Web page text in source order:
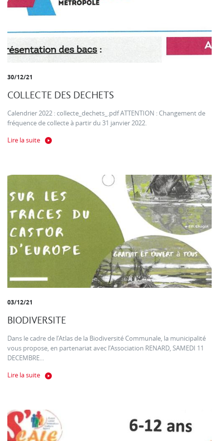
30/12/21
COLLECTE DES DECHETS
Calendrier 2022 : collecte_dechets_.pdf ATTENTION : Changement de
fréquence de collecte à partir du 31 janvier 2022.
Lire la suite
03/12/21
BIODIVERSITE
Dans le cadre de l’Atlas de la Biodiversité Communale, la municipalité
vous propose, en partenariat avec l’Association RENARD, SAMEDI 11
DECEMBRE...
Lire la suite